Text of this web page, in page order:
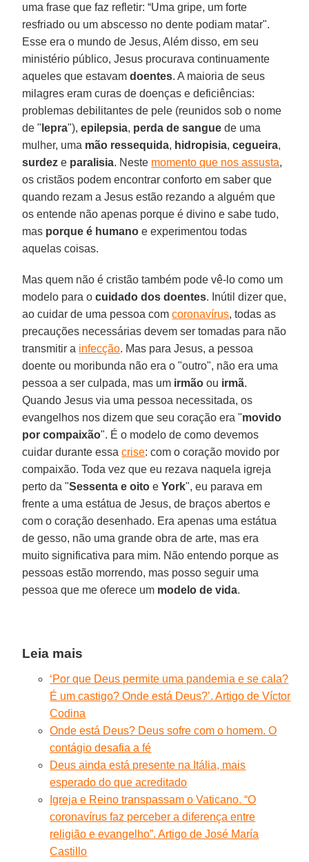
uma frase que faz refletir: “Uma gripe, um forte
resfriado ou um abscesso no dente podiam matar".
Esse era o mundo de Jesus, Além disso, em seu
ministério público, Jesus procurava continuamente
aqueles que estavamdoentes. A maioria de seus
milagres eram curas de doenças e deficiências:
problemas debilitantes de pele (reunidos sob o nome
de " lepra"),epilepsia, perda de sangue de uma
mulher, uma mão ressequida, hidropisia,cegueira,
surdez e paralisia. Neste momento que nos assusta,
os cristãos podem encontrar conforto em saber que
quando rezam a Jesus estão rezando a alguém que
os entende não apenas porque é divino e sabe tudo,
mas porque é humano e experimentou todas
aquelas coisas.
Mas quem não é cristão também pode vê-lo como um
modelo para ocuidado dos doentes. Inútil dizer que,
ao cuidar de uma pessoa comcoronavírus, todas as
precauções necessárias devem ser tomadas para não
transmitir a infecção. Mas para Jesus, a pessoa
doente ou moribunda não era o "outro", não era uma
pessoa a ser culpada, mas um irmão ou irmã.
Quando Jesus via uma pessoa necessitada, os
evangelhos nos dizem que seu coração era "movido
por compaixão". É o modelo de como devemos
cuidar durante essacrise: com o coração movido por
compaixão. Toda vez que eu rezava naquela igreja
perto da "Sessenta e oito eYork", eu parava em
frente a uma estátua de Jesus, de braços abertos e
com o coração desenhado. Era apenas uma estátua
de gesso, não uma grande obra de arte, mas era
muito significativa para mim. Não entendo porque as
pessoas estão morrendo, mas posso seguir uma
pessoa que me oferece um modelo de vida.
Leia mais
‘Por que Deus permite uma pandemia e se cala?
É um castigo? Onde está Deus?’. Artigo de Víctor
Codina
Onde está Deus? Deus sofre com o homem. O
contágio desafia a fé
Deus ainda está presente na Itália, mais
esperado do que acreditado
Igreja e Reino transpassam o Vaticano. “O
coronavírus faz perceber a diferença entre
religião e evangelho”. Artigo de José María
Castillo